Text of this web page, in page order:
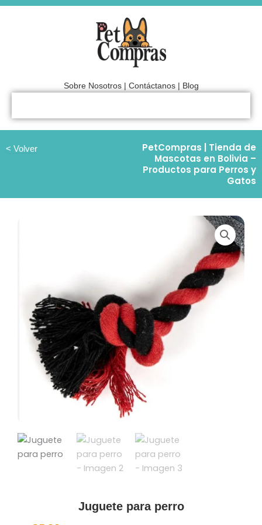
Ir
Sobre Nosotros| Contáctanos| Blog
< Volver
PetCompras | Tienda de
Mascotas en Bolivia –
Productos para Perros y
Gatos
Juguete para perro